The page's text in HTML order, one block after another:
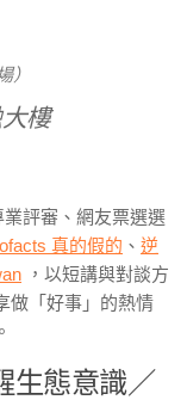
）
樓
評審、網友票選選
真的假的 、 逆
，以短講與對談方
做「好事」的熱情
生態意識／